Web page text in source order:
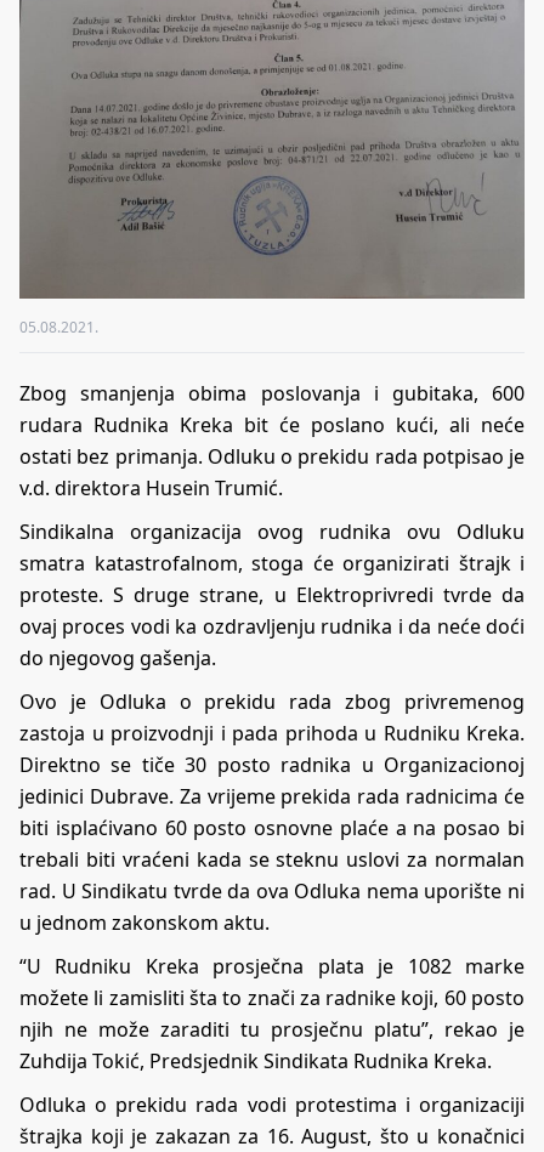
05.08.2021.
Zbog smanjenja obima poslovanja i gubitaka, 600
rudara Rudnika Kreka bit će poslano kući, ali neće
ostati bez primanja. Odluku o prekidu rada potpisao je
v.d. direktora Husein Trumić.
Sindikalna organizacija ovog rudnika ovu Odluku
smatra katastrofalnom, stoga će organizirati štrajk i
proteste. S druge strane, u Elektroprivredi tvrde da
ovaj proces vodi ka ozdravljenju rudnika i da neće doći
do njegovog gašenja.
Ovo je Odluka o prekidu rada zbog privremenog
zastoja u proizvodnji i pada prihoda u Rudniku Kreka.
Direktno se tiče 30 posto radnika u Organizacionoj
jedinici Dubrave. Za vrijeme prekida rada radnicima će
biti isplaćivano 60 posto osnovne plaće a na posao bi
trebali biti vraćeni kada se steknu uslovi za normalan
rad. U Sindikatu tvrde da ova Odluka nema uporište ni
u jednom zakonskom aktu.
“U Rudniku Kreka prosječna plata je 1082 marke
možete li zamisliti šta to znači za radnike koji, 60 posto
njih ne može zaraditi tu prosječnu platu”, rekao je
Zuhdija Tokić, Predsjednik Sindikata Rudnika Kreka.
Odluka o prekidu rada vodi protestima i organizaciji
štrajka koji je zakazan za 16. August, što u konačnici